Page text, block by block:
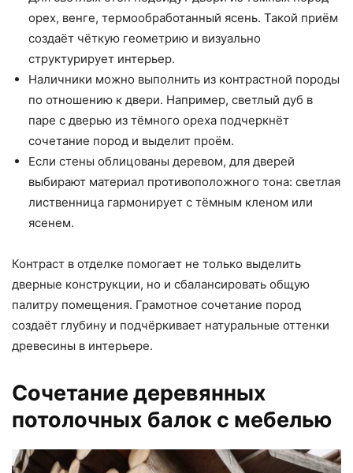
орех, венге, термообработанный ясень. Такой приём
создаёт чёткую геометрию и визуально
структурирует интерьер.
Наличники можно выполнить из контрастной породы
по отношению к двери. Например, светлый дуб в
паре с дверью из тёмного ореха подчеркнёт
сочетание пород и выделит проём.
Если стены облицованы деревом, для дверей
выбирают материал противоположного тона: светлая
лиственница гармонирует с тёмным кленом или
ясенем.
Контраст в отделке помогает не только выделить
дверные конструкции, но и сбалансировать общую
палитру помещения. Грамотное сочетание пород
создаёт глубину и подчёркивает натуральные оттенки
древесины в интерьере.
Сочетание деревянных
потолочных балок с мебелью